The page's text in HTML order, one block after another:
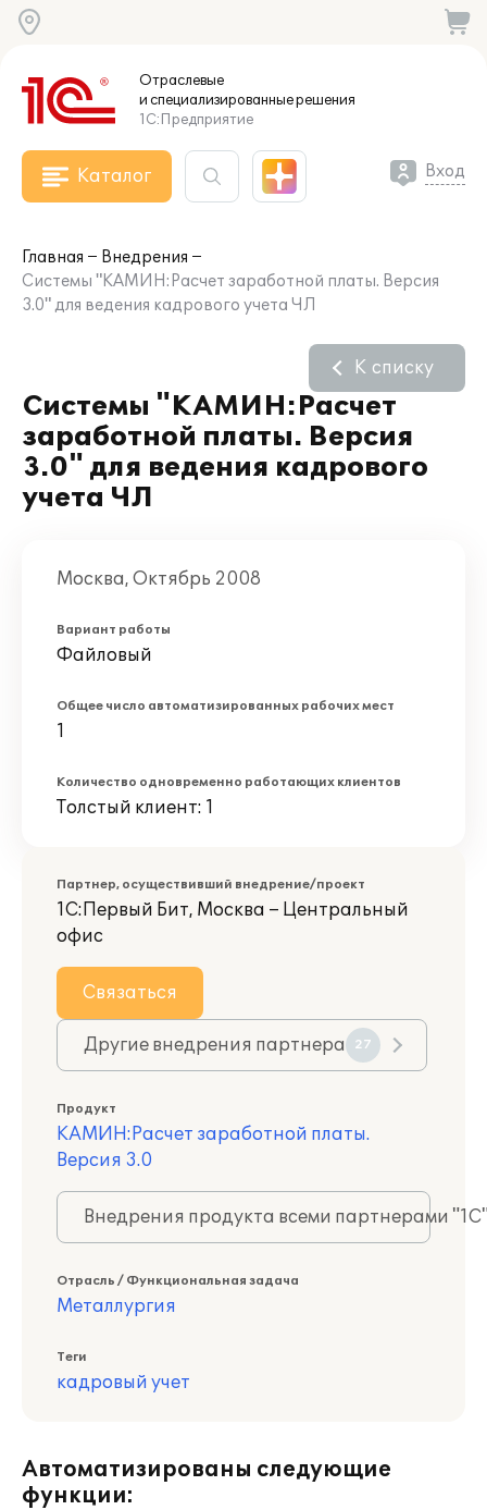
Отраслевые
и специализированныерешения
1С:Предприятие
Каталог Вход
Главная
Внедрения
Системы "КАМИН:Расчет заработной платы. Версия
3.0" для ведения кадрового учета ЧЛ
Системы "КАМИН:Расчет
заработной платы. Версия
3.0" для ведения кадрового
учета ЧЛ
К списку
Москва, Октябрь 2008
Вариант работы
Файловый
Общее число автоматизированных рабочих мест
1
Количество одновременно работающих клиентов
Толстый клиент: 1
Партнер, осуществивший внедрение/проект
1С:Первый Бит, Москва – Центральный
офис
Связаться
Другие внедрения партнера 27
Продукт
КАМИН:Расчет заработной платы.
Версия 3.0
Внедрения продукта всеми партнерами
Отрасль / Функциональная задача
Металлургия
Теги
кадровый учет
Автоматизированы следующие
функции: